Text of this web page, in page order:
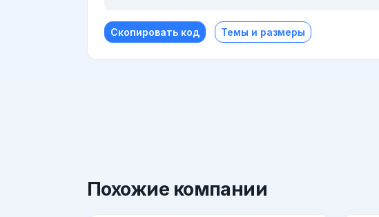
Скопировать код Темы и размеры
Похожие компании